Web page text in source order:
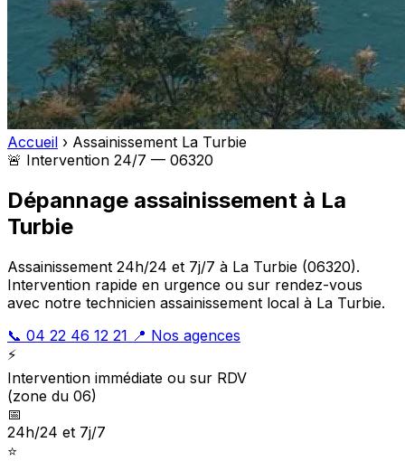
Accueil › Assainissement La Turbie
🚨 Intervention 24/7 — 06320
Dépannage assainissement à La
Turbie
Assainissement 24h/24 et 7j/7 à La Turbie (06320).
Intervention rapide en urgence ou sur rendez-vous
avec notre technicien assainissement local à La Turbie.
📞 04 22 46 12 21 📍 Nos agences
⚡
Intervention immédiate ou sur RDV
(zone du 06)
📅
24h/24 et 7j/7
⭐